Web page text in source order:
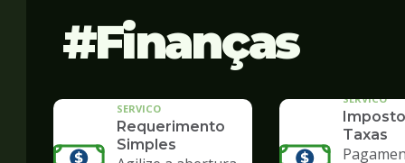
Finanças
SERVICO
Requerimento
Simples
SERVICO
Taxas